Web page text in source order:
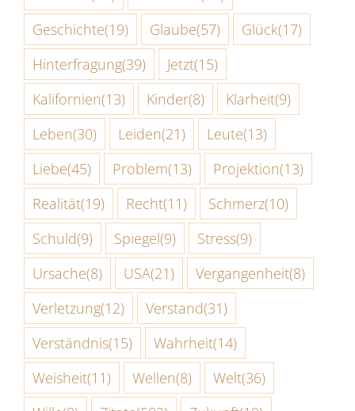
Geschichte(19) Glaube(57) Glück(17)
Hinterfragung(39) Jetzt(15)
Kalifornien(13) Kinder(8) Klarheit(9)
Leben(30) Leiden(21) Leute(13)
Liebe(45) Problem(13) Projektion(13)
Realität(19) Recht(11) Schmerz(10)
Schuld(9) Spiegel(9) Stress(9)
Ursache(8) USA(21) Vergangenheit(8)
Verletzung(12) Verstand(31)
Verständnis(15) Wahrheit(14)
Weisheit(11) Wellen(8) Welt(36)